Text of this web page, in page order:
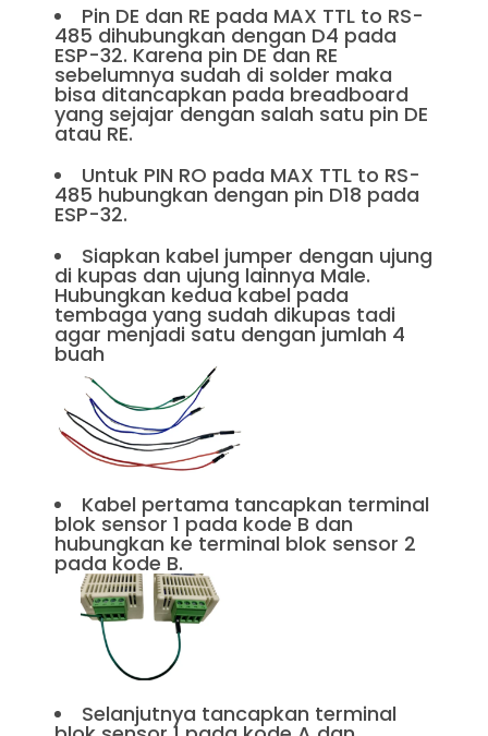
Pin DE dan RE pada MAX TTL to RS-
485 dihubungkan dengan D4 pada
ESP-32. Karena pin DE dan RE
sebelumnya sudah di solder maka
bisa ditancapkan pada breadboard
yang sejajar dengan salah satu pin DE
atau RE.
Untuk PIN RO pada MAX TTL to RS-
485 hubungkan dengan pin D18 pada
ESP-32.
Siapkan kabel jumper dengan ujung
di kupas dan ujung lainnya Male.
Hubungkan kedua kabel pada
tembaga yang sudah dikupas tadi
agar menjadi satu dengan jumlah 4
buah
Kabel pertama tancapkan terminal
blok sensor 1 pada kode B dan
hubungkan ke terminal blok sensor 2
pada kode B.
Selanjutnya tancapkan terminal